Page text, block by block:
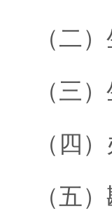
（二
（三
（四
（五